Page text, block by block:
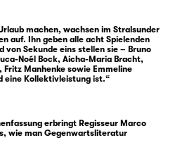
in seiner Heimat
aber nicht in der
Umgangsformen
Anerkennung
und Ausgrenzung
wird ihm zum
und triggert eine
Konfrontation mit dem
machen, wachsen im Stralsunder
auf. Ihn geben alle acht Spielenden
von Sekunde eins stellen sie – Bruno
Noél Bock, Aicha-Maria Bracht,
Fritz Manhenke sowie Emmeline
eine Kollektivleistung ist.“
erbringt Regisseur Marco
wie man Gegenwartsliteratur